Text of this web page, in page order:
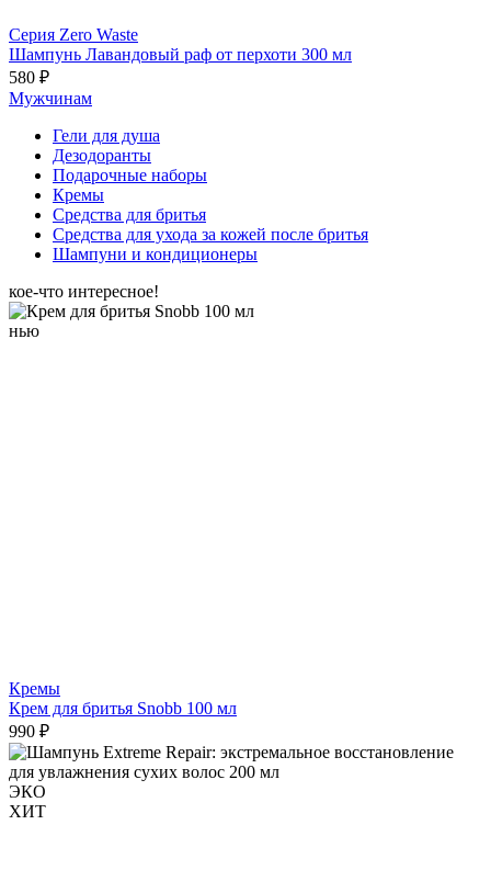
Серия Zero Waste
Шампунь Лавандовый раф от перхоти 300 мл
580 ₽
Мужчинам
Гели для душа
Дезодоранты
Подарочные наборы
Кремы
Средства для бритья
Средства для ухода за кожей после бритья
Шампуни и кондиционеры
кое-что интересное!
нью
Кремы
Крем для бритья Snobb 100 мл
990 ₽
ЭКО
ХИТ